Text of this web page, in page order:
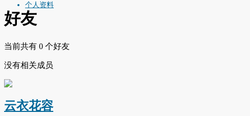
个人资料
好友
当前共有 0 个好友
没有相关成员
云衣花容